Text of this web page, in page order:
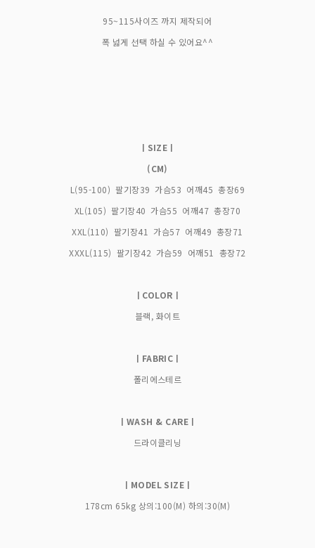
95~115사이즈 까지 제작되어
폭 넓게 선택 하실 수 있어요^^
ㅣSIZEㅣ
(CM)
L(95-100) 팔기장39 가슴53 어깨45 총장69
XL(105) 팔기장40 가슴55 어깨47 총장70
XXL(110) 팔기장41 가슴57 어깨49 총장71
XXXL(115) 팔기장42 가슴59 어깨51 총장72
ㅣCOLORㅣ
블랙, 화이트
ㅣFABRICㅣ
폴리에스테르
ㅣWASH & CAREㅣ
드라이클리닝
ㅣMODEL SIZEㅣ
178cm 65kg 상의:100(M) 하의:30(M)